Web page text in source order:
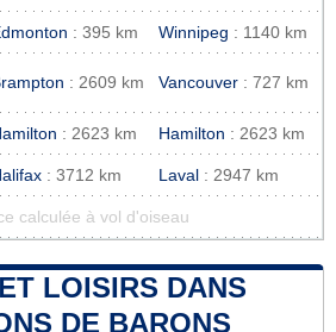
: 395 km Winnipeg : 1140 km
: 2609 km Vancouver : 727 km
: 2623 km Hamilton : 2623 km
: 3712 km Laval : 2947 km
calculée à vol d'oiseau
LOISIRS DANS
DE BARONS